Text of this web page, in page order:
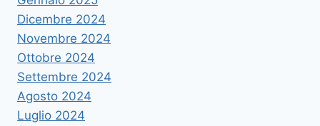
Dicembre 2024
Novembre 2024
Ottobre 2024
Settembre 2024
Agosto 2024
Luglio 2024